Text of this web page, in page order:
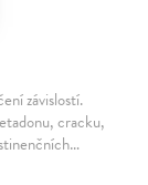
závislostí.
cracku,